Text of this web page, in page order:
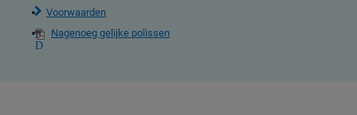
Voorwaarden
Nagenoeg gelijke polissen